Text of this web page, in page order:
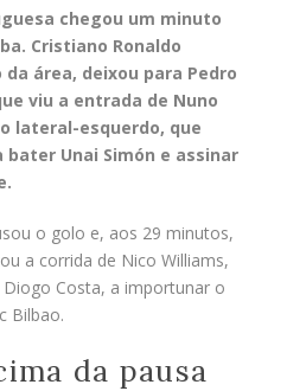
chegou um minuto
Cristiano Ronaldo
área, deixou para Pedro
viu a entrada de Nuno
lateral-esquerdo, que
bater Unai Simón e assinar
o golo e, aos 29 minutos,
a corrida de Nico Williams,
Costa, a importunar o
Bilbao.
da pausa